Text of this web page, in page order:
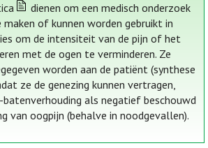
dienen om een medisch onderzoek
of kunnen worden gebruikt in
om de intensiteit van de pijn of het
met de ogen te verminderen. Ze
worden aan de patiënt (synthese
ze de genezing kunnen vertragen,
als negatief beschouwd
van oogpijn (behalve in noodgevallen).